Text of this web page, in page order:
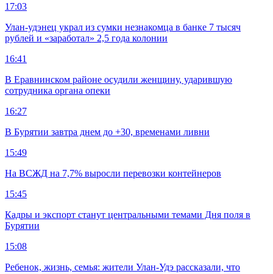
17:03
Улан-удэнец украл из сумки незнакомца в банке 7 тысяч
рублей и «заработал» 2,5 года колонии
16:41
В Еравнинском районе осудили женщину, ударившую
сотрудника органа опеки
16:27
В Бурятии завтра днем до +30, временами ливни
15:49
На ВСЖД на 7,7% выросли перевозки контейнеров
15:45
Кадры и экспорт станут центральными темами Дня поля в
Бурятии
15:08
Ребенок, жизнь, семья: жители Улан-Удэ рассказали, что